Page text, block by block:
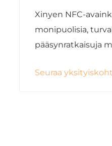
Xinyen NFC-
monipuolisia,
pääsynratkaisuja
Seuraa